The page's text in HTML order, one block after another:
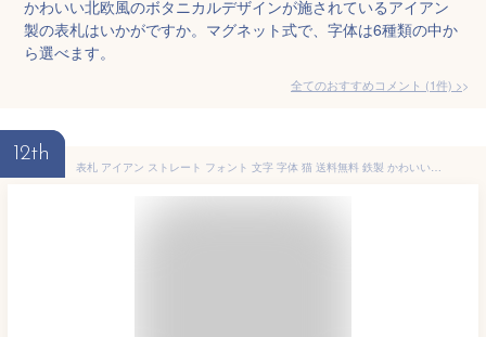
かわいい北欧風のボタニカルデザインが施されているアイアン
製の表札はいかがですか。マグネット式で、字体は6種類の中か
ら選べます。
全てのおすすめコメント (1件) >
12th
表札 アイアン ストレート フォント 文字 字体 猫 送料無料 鉄製 かわいい おしゃれ 動物 ねこ マグネットタイプ じゃれ猫がワンポイントのサインプレート 戸建 新築 お店ロゴ お祝い ギフト に最適！